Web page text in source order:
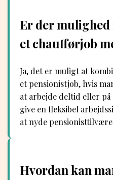
Er der
et chaufførjob
Ja, det er muligt at
et pensionistjob, hvis
at arbejde deltid eller på
give en fleksibel
at nyde
Hvordan kan